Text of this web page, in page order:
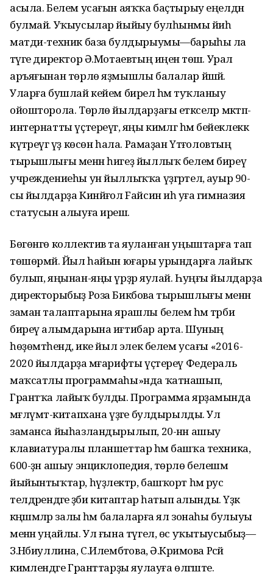
асыла. Белем усағын аяҡҡа баҫтырыу еңелдән
булмай. Уҡыусылар йыйыу булһынмы йәиһә
матди-техник база булдырыумы—барыһы ла
тәүге директор Ә.Мотаевтың иңенә төшә. Урал
аръяғынан төрлө яҙмышлы балалар йәшәй.
Уларға бушлай кейем бирелә һәм туҡланыу
ойошторола. Төрлө йылдарҙағы етәкселәр мәктәп-
интернатты үҫтереүгә, яңы кимәлгә һәм бейеклеккә
күтәреүгә үҙ көсөн һала. Рамаҙан Үтәғоловтың
тырышлығы менән һигеҙ йыллыҡ белем биреү
учреждениеһы ун йыллыҡҡа үҙгәртелә, ауыр 90-
сы йылдарҙа Кинйәғол Fайсин иһә уға гимназия
статусын алыуға ирешә.
Бөгөнгө коллектив та яуланған уңыштарға тап
төшөрмәй. Йыл һайын юғары урындарға лайыҡ
булып, яңынан-яңы үрҙәр яулай. Һуңғы йылдарҙа
директорыбыҙ Роза Бикбова тырышлығы менән
заман талаптарына ярашлы белем һәм тәрбиә
биреү алымдарына иғтибар арта. Шуның
һөҙөмтәһендә, ике йыл элек белем усағы «2016-
2020 йылдарҙа мәғарифты үҫтереү Федераль
маҡсатлы программаһы»нда ҡатнашып,
Грантҡа лайыҡ булды. Программа ярҙамында
мәғлүмәт-китапхана үҙәге булдырылды. Ул
заманса йыһазландырылып, 20-нән ашыу
клавиатуралы планшеттар һәм башҡа техника,
600-ҙән ашыу энциклопедия, төрлө белешмә
йыйынтыҡтар, һүҙлектәр, башҡорт һәм рус
телдәрендәге әҙәби китаптар һатып алынды. Үҙәк
кәңәшмәләр залы һәм балаларға ял зонаһы булыуы
менән уңайлы. Ул ғына түгел, өс уҡытыусыбыҙ—
З.Нәбиуллина, С.Илембәтова, Ә.Кәримова Рәсәй
кимәлендәге Гранттарҙы яулауға өлгәште.